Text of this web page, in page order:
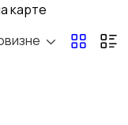
инструменты
карте